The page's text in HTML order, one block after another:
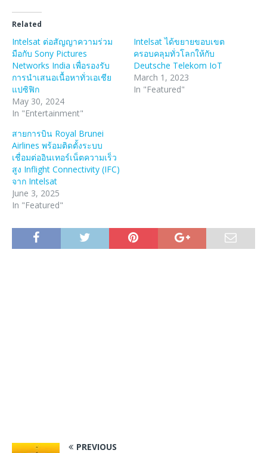
Related
Intelsat ต่อสัญญาความร่วม
มือกับ Sony Pictures
Networks India เพื่อรองรับ
การนำเสนอเนื้อหาทั่วเอเชีย
แปซิฟิก
May 30, 2024
In "Entertainment"
Intelsat ได้ขยายขอบเขต
ครอบคลุมทั่วโลกให้กับ
Deutsche Telekom IoT
March 1, 2023
In "Featured"
สายการบิน Royal Brunei
Airlines พร้อมติดตั้งระบบ
เชื่อมต่ออินเทอร์เน็ตความเร็ว
สูง Inflight Connectivity (IFC)
จาก Intelsat
June 3, 2025
In "Featured"
PREVIOUS